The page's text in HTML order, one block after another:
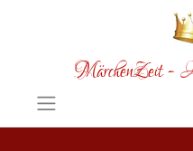
MärchenZeit -